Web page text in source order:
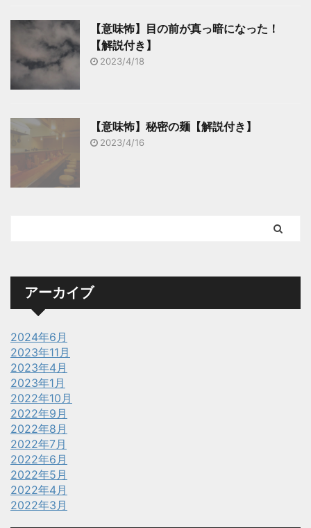
【意味怖】目の前が真っ暗になった！
【解説付き】
2023/4/18
【意味怖】秘密の麺【解説付き】
2023/4/16
アーカイブ
2024年6月
2023年11月
2023年4月
2023年1月
2022年10月
2022年9月
2022年8月
2022年7月
2022年6月
2022年5月
2022年4月
2022年3月